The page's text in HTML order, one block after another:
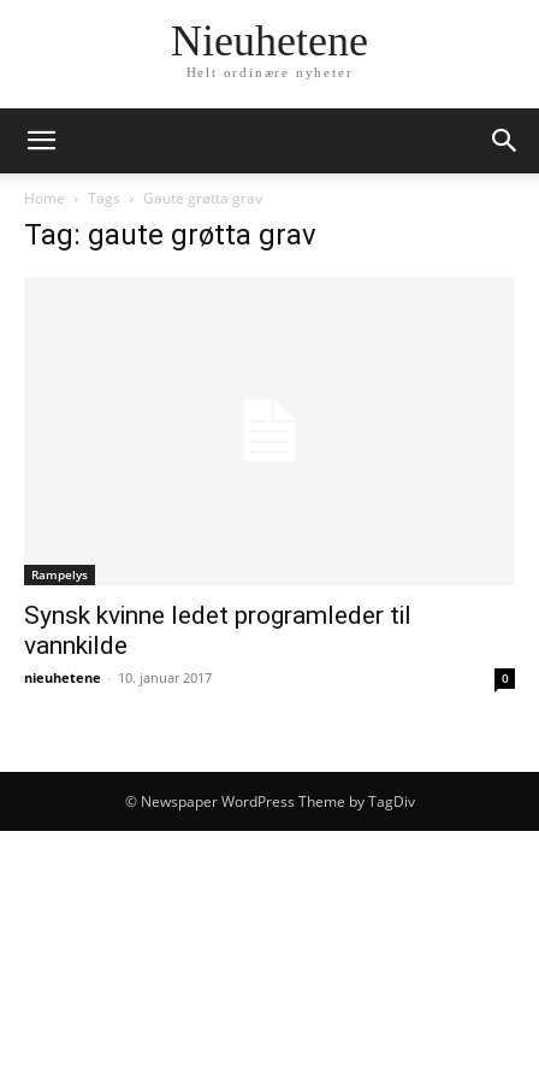
Nieuhetene
Helt ordinære nyheter
Home Tags Gaute grøtta grav
Tag: gaute grøtta grav
Rampelys
Synsk kvinne ledet programleder til
vannkilde
nieuhetene - 10. januar 2017 0
© Newspaper WordPress Theme by TagDiv